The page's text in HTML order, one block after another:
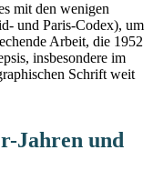
mit den wenigen
und Paris-Codex), um
Arbeit, die 1952
insbesondere im
Schrift weit
Jahren und